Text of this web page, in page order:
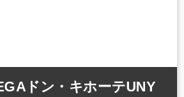
ドン・キホーテUNY